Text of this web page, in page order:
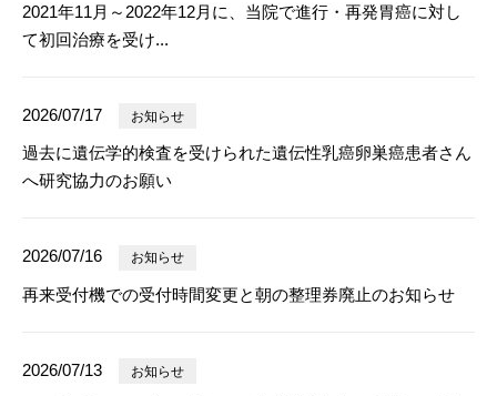
2021年11月～2022年12月に、当院で進行・再発胃癌に対し
て初回治療を受け...
2026/07/17 お知らせ
過去に遺伝学的検査を受けられた遺伝性乳癌卵巣癌患者さん
へ研究協力のお願い
2026/07/16 お知らせ
再来受付機での受付時間変更と朝の整理券廃止のお知らせ
2026/07/13 お知らせ